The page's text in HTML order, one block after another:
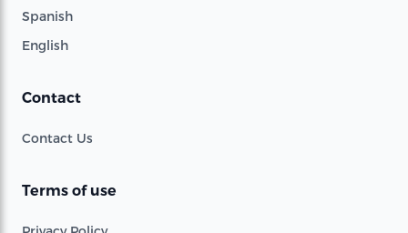
Spanish
English
Contact
Contact Us
Terms of use